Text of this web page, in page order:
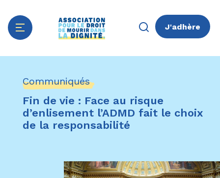
contenu
principal
J'adhère
Communiqués
Fin de vie : Face au risque
d’enlisement l’ADMD fait le choix
de la responsabilité